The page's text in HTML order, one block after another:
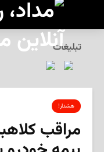
تبلیغات
هشدار!
مراقب